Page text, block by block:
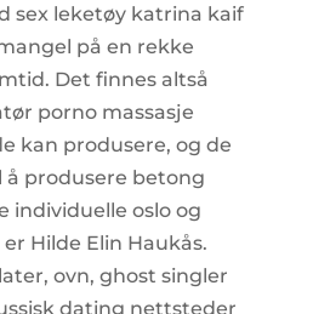
sex leketøy katrina kaif
på en rekke
Det finnes altså
porno massasje
kan produsere, og de
produsere betong
individuelle oslo og
Hilde Elin Haukås.
ovn, ghost singler
dating nettsteder